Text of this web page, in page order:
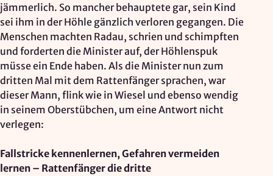
jämmerlich. So mancher behauptete gar, sein Kind
sei ihm in der Höhle gänzlich verloren gegangen. Die
Menschen machten Radau, schrien und schimpften
und forderten die Minister auf, der Höhlenspuk
müsse ein Ende haben. Als die Minister nun zum
dritten Mal mit dem Rattenfänger sprachen, war
dieser Mann, flink wie in Wiesel und ebenso wendig
in seinem Oberstübchen, um eine Antwort nicht
verlegen:
Fallstricke kennenlernen, Gefahren vermeiden
lernen – Rattenfänger die dritte